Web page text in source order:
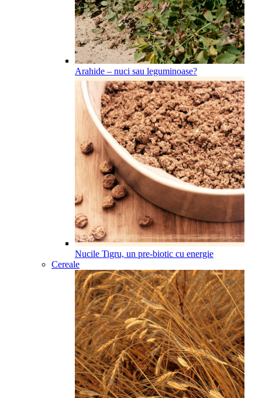
Arahide – nuci sau leguminoase?
Nucile Tigru, un pre-biotic cu energie
Cereale